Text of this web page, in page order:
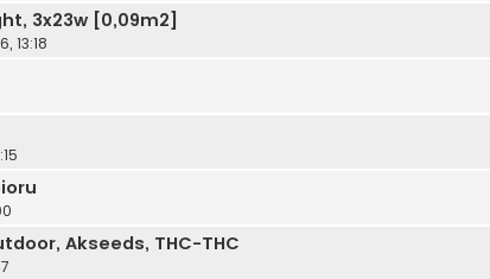
3x23w [0,09m2]
13:18
Akseeds, THC-THC